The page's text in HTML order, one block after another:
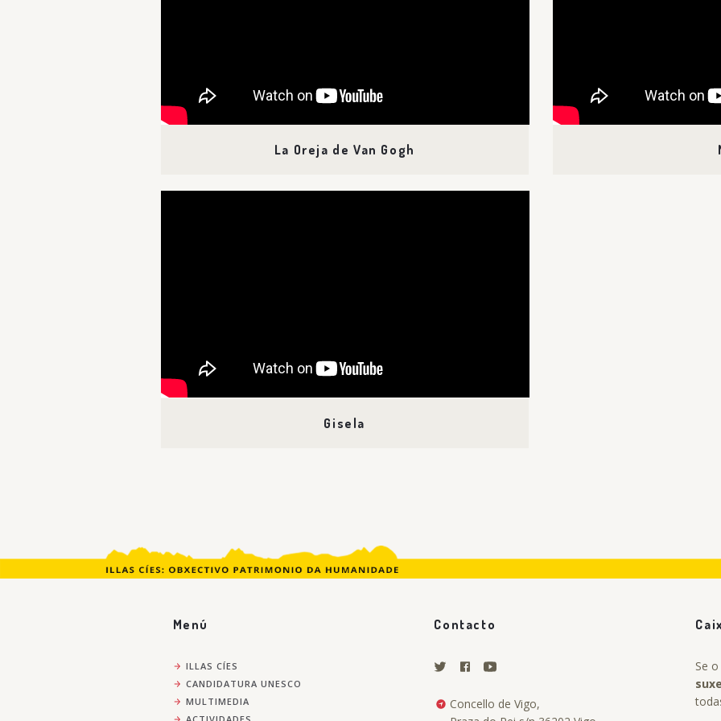
La Oreja de Van Gogh
Gisela
Menú
ILLAS CÍES
CANDIDATURA UNESCO
MULTIMEDIA
Contacto
Concello de Vigo,
Se